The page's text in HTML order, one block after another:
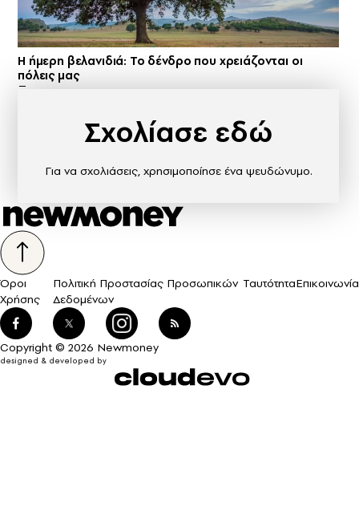
Η ήμερη βελανιδιά: Το δένδρο που χρειάζονται οι
πόλεις μας
Σχολίασε εδώ
Για να σχολιάσεις, χρησιμοποίησε ένα ψευδώνυμο.
Όροι
Χρήσης
Πολιτική Προστασίας Προσωπικών
Δεδομένων
ΤαυτότηταΕπικοινωνία
Copyright © 2026 Newmoney
designed & developed by